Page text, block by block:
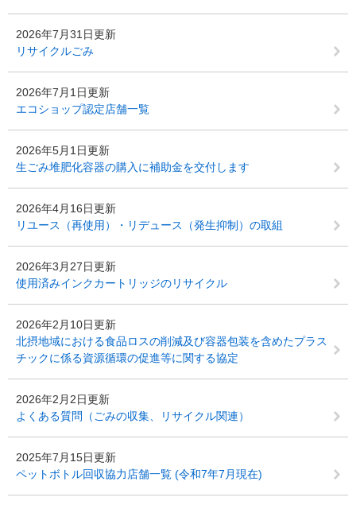
2026年7月31日更新
リサイクルごみ
2026年7月1日更新
エコショップ認定店舗一覧
2026年5月1日更新
生ごみ堆肥化容器の購入に補助金を交付します
2026年4月16日更新
リユース（再使用）・リデュース（発生抑制）の取組
2026年3月27日更新
使用済みインクカートリッジのリサイクル
2026年2月10日更新
北摂地域における食品ロスの削減及び容器包装を含めたプラス
チックに係る資源循環の促進等に関する協定
2026年2月2日更新
よくある質問（ごみの収集、リサイクル関連）
2025年7月15日更新
ペットボトル回収協力店舗一覧 (令和7年7月現在)